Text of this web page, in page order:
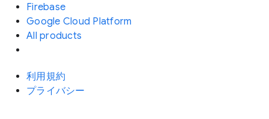
Firebase
Google Cloud Platform
All products
利用規約
プライバシー